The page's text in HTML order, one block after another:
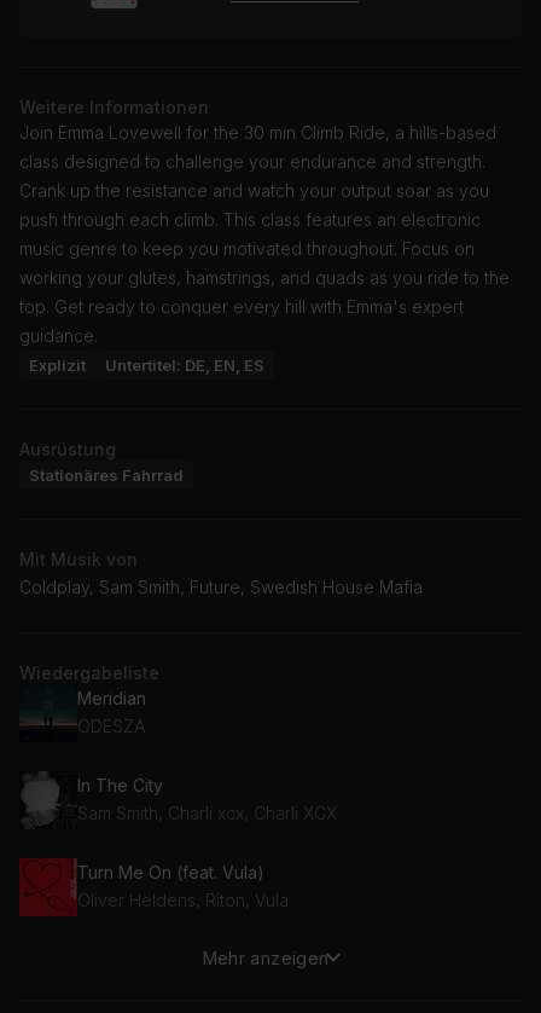
Weitere Informationen
Join Emma Lovewell for the 30 min Climb Ride, a hills-based
class designed to challenge your endurance and strength.
Crank up the resistance and watch your output soar as you
push through each climb. This class features an electronic
music genre to keep you motivated throughout. Focus on
working your glutes, hamstrings, and quads as you ride to the
top. Get ready to conquer every hill with Emma's expert
guidance.
Explizit Untertitel: DE, EN, ES
Ausrüstung
Stationäres Fahrrad
Mit Musik von
Coldplay, Sam Smith, Future, Swedish House Mafia
Wiedergabeliste
Meridian
ODESZA
In The City
Sam Smith, Charli xcx, Charli XCX
Turn Me On (feat. Vula)
Oliver Heldens, Riton, Vula
Mehr anzeigen